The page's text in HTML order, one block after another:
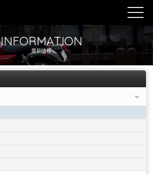
INFORMATION
最新情報